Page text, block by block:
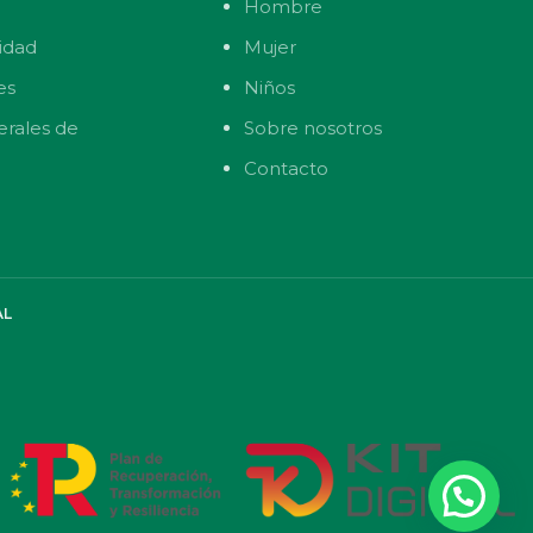
de
Hombre
Mujer
Niños
Sobre nosotros
Contacto